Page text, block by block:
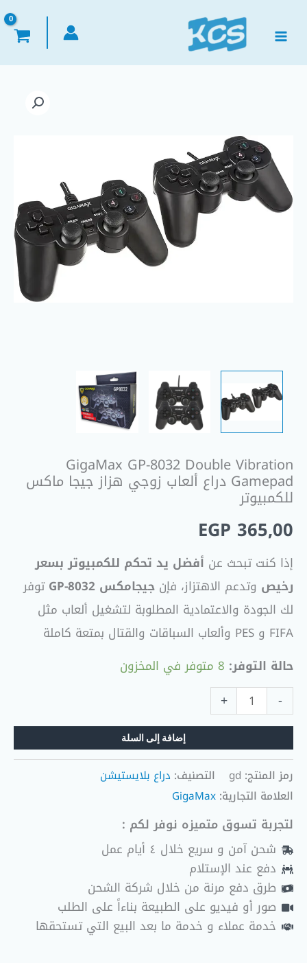
المحتوى
GigaMax GP-8032 Double Vibration
Gamepad دراع ألعاب زوجي هزاز جيجا ماكس
للكمبيوتر
EGP 365,00
إذا كنت تبحث عن أفضل يد تحكم للكمبيوتر بسعر
رخيص وتدعم الاهتزاز، فإن جيجامكس GP-8032
توفر
لك الجودة والاعتمادية المطلوبة لتشغيل ألعاب مثل
FIFA و PES وألعاب السباقات والقتال بمتعة كاملة
حالة التوفر: 8 متوفر في المخزون
-
8032
Double
Vibration
Gamepad
+
إضافة إلى السلة
رمز المنتج: gd التصنيف: دراع بلايستيشن
العلامة التجارية: GigaMax
لتجربة تسوق متميزه نوفر لكم :
شحن آمن و سريع خلال ٤ أيام عمل
دفع عند الإستلام
طرق دفع مرنة من خلال شركة الشحن
صور أو فيديو على الطبيعة بناءاً على الطلب
خدمة عملاء و خدمة ما بعد البيع التي تستحقها